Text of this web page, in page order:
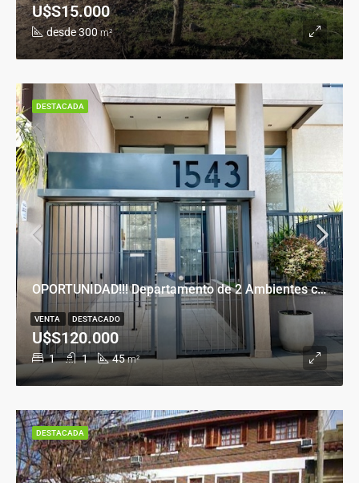
desde 300 m²
U$S15.000
OPORTUNIDAD!!! Departamento de 2 Ambientes con Cochera en Banfield Este
1 1 45 m²
U$S120.000
VENTA DESTACADO
DESTACADA
DESTACADA